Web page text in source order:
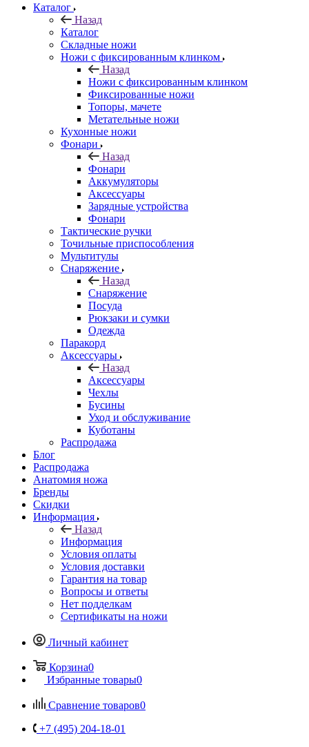
Каталог
Назад
Каталог
Складные ножи
Ножи с фиксированным клинком
Назад
Ножи с фиксированным клинком
Фиксированные ножи
Топоры, мачете
Метательные ножи
Кухонные ножи
Фонари
Назад
Фонари
Аккумуляторы
Аксессуары
Зарядные устройства
Фонари
Тактические ручки
Точильные приспособления
Мультитулы
Снаряжение
Назад
Снаряжение
Посуда
Рюкзаки и сумки
Одежда
Паракорд
Аксессуары
Назад
Аксессуары
Чехлы
Бусины
Уход и обслуживание
Куботаны
Распродажа
Блог
Распродажа
Анатомия ножа
Бренды
Скидки
Информация
Назад
Информация
Условия оплаты
Условия доставки
Гарантия на товар
Вопросы и ответы
Нет подделкам
Сертификаты на ножи
Личный кабинет
Корзина0
Избранные товары0
Сравнение товаров0
+7 (495) 204-18-01